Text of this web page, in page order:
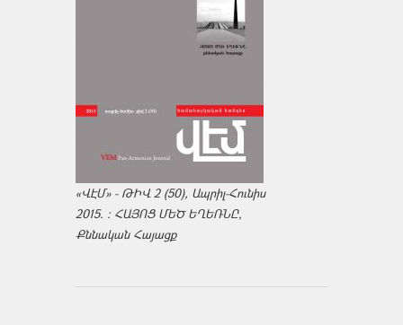
«ՎԷՄ» - ԹԻՎ 2 (50), Ապրիլ-Հունիս
2015. : ՀԱՅՈՑ ՄԵԾ ԵՂԵՌՆԸ,
Քննական Հայացք